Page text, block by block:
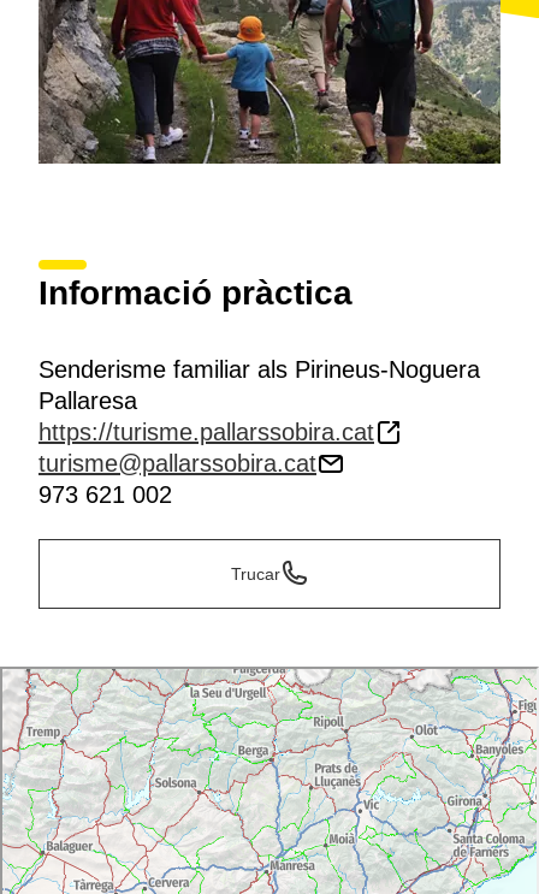
Informació pràctica
Senderisme familiar als Pirineus-Noguera
Pallaresa
https://turisme.pallarssobira.cat
turisme@pallarssobira.cat
973 621 002
Trucar